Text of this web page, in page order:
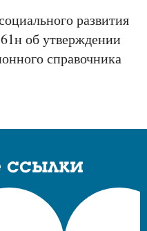
развития
об утверждении
справочника
ссылки